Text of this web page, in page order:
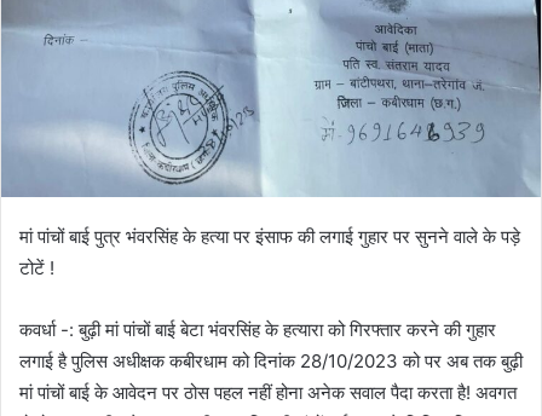
मां पांचों बाई पुत्र भंवरसिंह के हत्या पर इंसाफ की लगाई गुहार पर सुनने वाले के पड़े
टोटें !
कवर्धा -: बुढ़ी मां पांचों बाई बेटा भंवरसिंह के हत्यारा को गिरफ्तार करने की गुहार
लगाई है पुलिस अधीक्षक कबीरधाम को दिनांक 28/10/2023 को पर अब तक बुढ़ी
मां पांचों बाई के आवेदन पर ठोस पहल नहीं होना अनेक सवाल पैदा करता है! अवगत